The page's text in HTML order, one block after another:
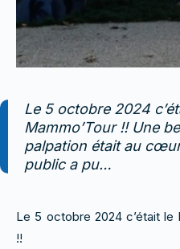
Le 5 octobre 2024
Mammo’Tour !! Une
palpation était au
public a pu…
Le 5 octobre 2024 c’était le
!!